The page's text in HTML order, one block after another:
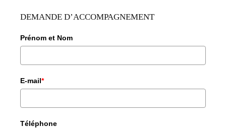
DEMANDE D’ACCOMPAGNEMENT
Prénom et Nom
E-mail*
Téléphone